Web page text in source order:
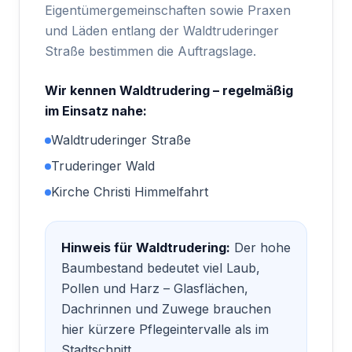
Eigentümergemeinschaften sowie Praxen
und Läden entlang der Waldtruderinger
Straße bestimmen die Auftragslage.
Wir kennen Waldtrudering – regelmäßig
im Einsatz nahe:
Waldtruderinger Straße
Truderinger Wald
Kirche Christi Himmelfahrt
Hinweis für Waldtrudering: Der hohe
Baumbestand bedeutet viel Laub,
Pollen und Harz – Glasflächen,
Dachrinnen und Zuwege brauchen
hier kürzere Pflegeintervalle als im